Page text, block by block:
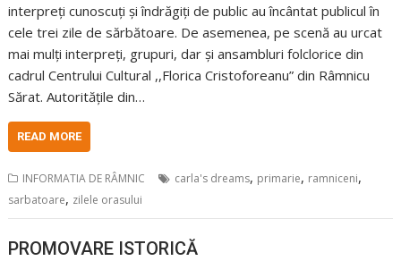
interpreți cunoscuți și îndrăgiți de public au încântat publicul în
cele trei zile de sărbătoare. De asemenea, pe scenă au urcat
mai mulți interpreți, grupuri, dar și ansambluri folclorice din
cadrul Centrului Cultural ,,Florica Cristoforeanu” din Râmnicu
Sărat. Autoritățile din…
READ MORE
INFORMATIA DE RÂMNIC carla's dreams, primarie, ramniceni,
sarbatoare, zilele orasului
PROMOVARE ISTORICĂ